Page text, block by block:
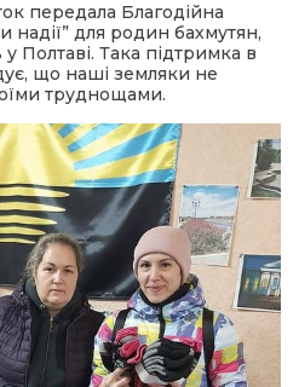
передала Благодійна
надії” для родин бахмутян,
Полтаві. Така підтримка в
що наші земляки не
труднощами.